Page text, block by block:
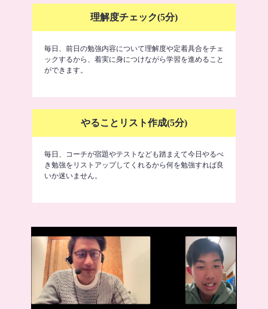
理解度チェック(5分)
毎日、前日の勉強内容について理解度や定着具合をチェ
ックするから、着実に身につけながら学習を進めること
ができます。
やることリスト作成(5分)
毎日、コーチが宿題やテストなども踏まえて今日やるべ
き勉強をリストアップしてくれるから何を勉強すれば良
いか迷いません。